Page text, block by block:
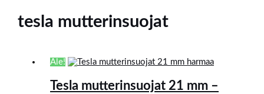
tesla mutterinsuojat
Ale!
Tesla mutterinsuojat 21 mm –